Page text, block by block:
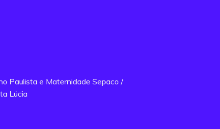
Paulista e Maternidade Sepaco /
Lúcia